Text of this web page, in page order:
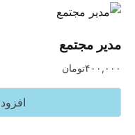
تومان
افزودن به سبد